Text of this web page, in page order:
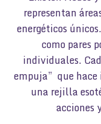
representan
energéticos
como pares
individuales.
empuja” que
una rejilla
acciones